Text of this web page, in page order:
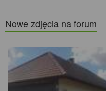
Nowe zdjęcia na forum